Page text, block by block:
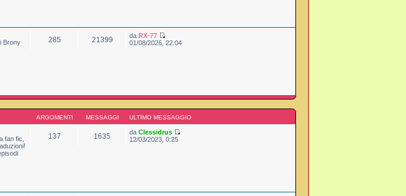
Brony
285 21399 da RX-77
01/08/2026, 22:04
ARGOMENTI MESSAGGI ULTIMO MESSAGGIO
fan fic,
137 1635 daClessidrus
12/03/2023, 0:25